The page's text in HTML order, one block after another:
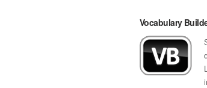
Vocabulary